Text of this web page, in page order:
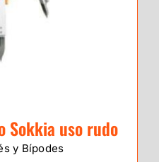
Sokkia uso rudo
y Bípodes